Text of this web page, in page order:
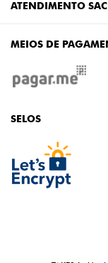
ATENDIMENTO SAC
MEIOS DE
SELOS